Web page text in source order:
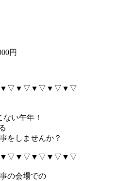
円
い午年！
をしませんか？
の会場での